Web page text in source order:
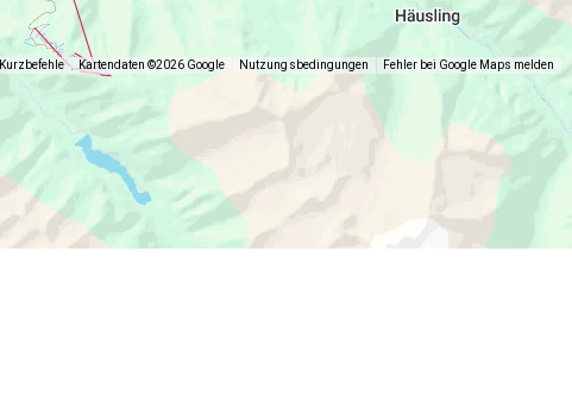
Kurzbefehle Kartendaten ©2026 Google Nutzungsbedingungen Fehler bei Google Maps melden